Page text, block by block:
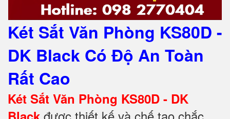
Két Sắt Văn Phòng KS80D -
DK Black Có Độ An Toàn
Rất Cao
Két Sắt Văn Phòng KS80D - DK
được thiết kế và chế tạo chắc